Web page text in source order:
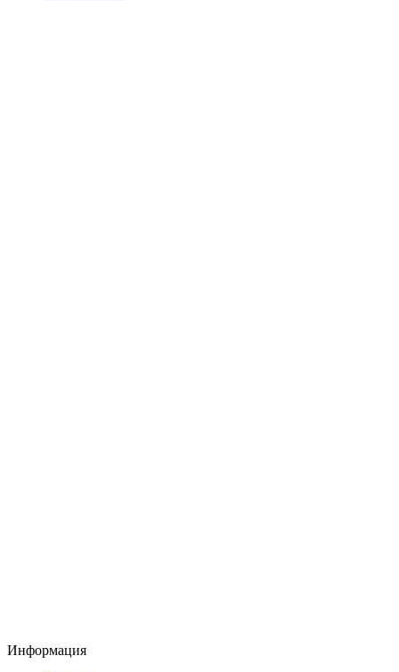
Информация